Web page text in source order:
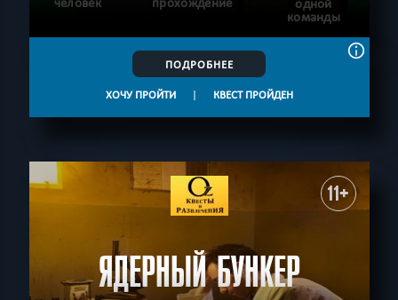
одной
команды
ПОДРОБНЕЕ
ХОЧУ ПРОЙТИ | КВЕСТ ПРОЙДЕН
11+
ЯДЕРНЫЙ БУНКЕР